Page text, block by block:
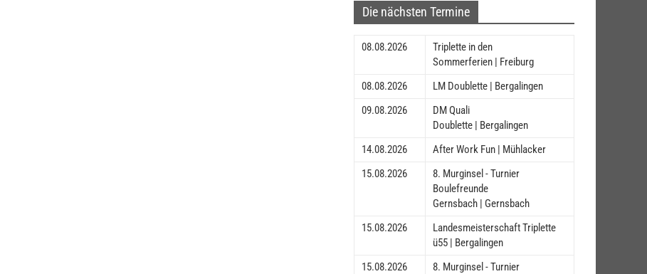
Die nächsten Termine
08.08.2026
Triplette in den
Sommerferien | Freiburg
08.08.2026
LM Doublette | Bergalingen
09.08.2026
DM Quali
Doublette | Bergalingen
14.08.2026
After Work Fun | Mühlacker
15.08.2026
8. Murginsel - Turnier
Boulefreunde
Gernsbach | Gernsbach
15.08.2026
Landesmeisterschaft Triplette
ü55 | Bergalingen
15.08.2026
8. Murginsel - Turnier